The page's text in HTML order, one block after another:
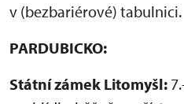
v (bezbariérové) tabulnici.
PARDUBICKO:
Státní zámek Litomyšl: